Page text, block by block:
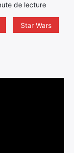
de lecture
Star Wars